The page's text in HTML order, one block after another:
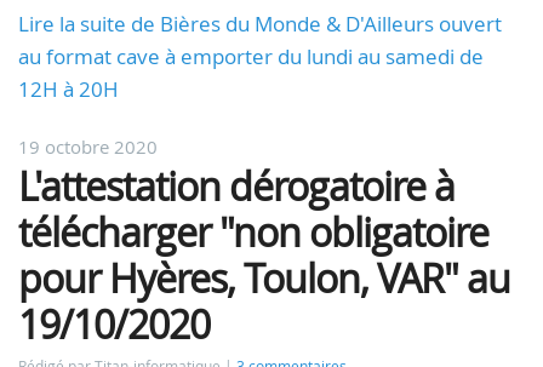
Lire la suite de Bières du Monde & D'Ailleurs ouvert
au format cave à emporter du lundi au samedi de
12H à 20H
19 octobre 2020
L'attestation dérogatoire à
télécharger "non obligatoire
pour Hyères, Toulon, VAR" au
19/10/2020